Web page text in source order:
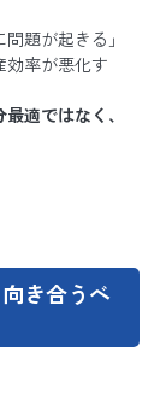
題が起きる」
効率が悪化す
最適ではなく、
き合うべ